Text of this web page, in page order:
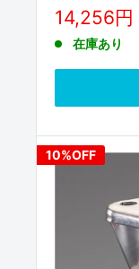
販
売
価
格
14,256円
在庫あり
10%OFF